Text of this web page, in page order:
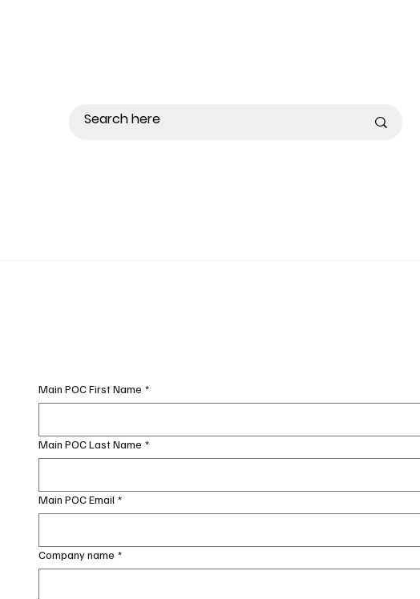
Main POC First Name *
Main POC Last Name *
Main POC Email *
Company name *